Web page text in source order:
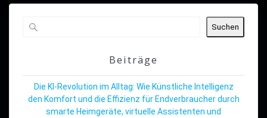
Suchen
Beiträge
Die KI-Revolution im Alltag: Wie Künstliche Intelligenz
den Komfort und die Effizienz für Endverbraucher durch
smarte Heimgeräte, virtuelle Assistenten und